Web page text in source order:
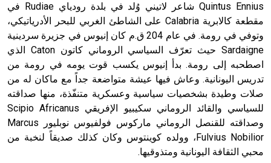
Quintus Ennius شاعر لاتيني وُلد في بلدة رودياي Rudiae في
مقطعة كالابرية Calabria على الشاطئ الغربي للبحر الأدرياتيكي،
وتوفي في رومة. في عام 204 ق.م كان إنيوس في جزيرة سردينية
Sardaigne حيث تعرّف السياسي الروماني كاتون Caton الذي
اصطحبه إلى رومة. بدأ إنيوس يكسب قوت يومه في رومة من
تدريس اليونانية. وعاش فيها عيشة متواضعة جداً مع ماكان له من
صلات وطيدة بشخصيات سياسية وعسكرية متنفّذة، منها صداقته
للسياسي والقائد الروماني سكيبيو الإفريقي Scipio Africanus
وصداقته للقنصل الروماني ماركوس فولفيوس نوبليور Marcus
Fulvius Nobilior، وولده كوينتوس وكان كذلك صديقاً لنخبة من
محبي الثقافة اليونانية ومتذوقيها.